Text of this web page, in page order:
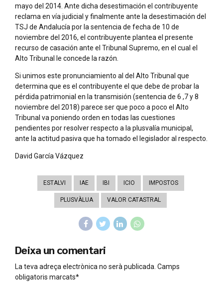
mayo del 2014. Ante dicha desestimación el contribuyente
reclama en vía judicial y finalmente ante la desestimación del
TSJ de Andalucía por la sentencia de fecha de 10 de
noviembre del 2016, el contribuyente plantea el presente
recurso de casación ante el Tribunal Supremo, en el cual el
Alto Tribunal le concede la razón.
Si unimos este pronunciamiento al del Alto Tribunal que
determina que es el contribuyente el que debe de probar la
pérdida patrimonial en la transmisión (sentencia de 6 ,7 y 8
noviembre del 2018) parece ser que poco a poco el Alto
Tribunal va poniendo orden en todas las cuestiones
pendientes por resolver respecto a la plusvalía municipal,
ante la actitud pasiva que ha tomado el legislador al respecto.
David García Vázquez
ESTALVI IAE IBI ICIO IMPOSTOS
PLUSVÀLUA VALOR CATASTRAL
Deixa un comentari
La teva adreça electrònica no serà publicada. Camps
obligatoris marcats*